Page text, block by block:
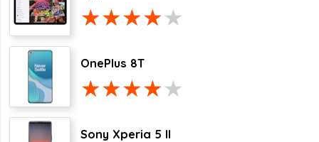
OnePlus 8T
Sony Xperia 5 II